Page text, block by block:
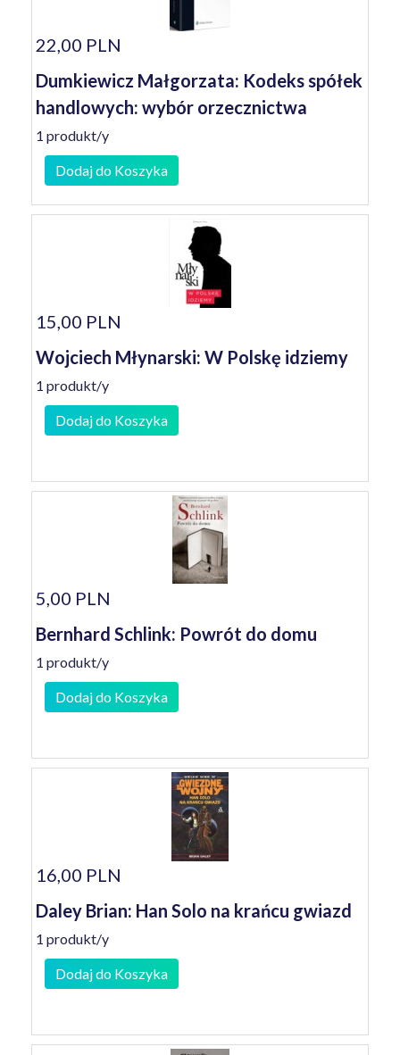
22,00 PLN
Dumkiewicz Małgorzata: Kodeks spółek
handlowych: wybór orzecznictwa
1 produkt/y
Dodaj do Koszyka
15,00 PLN
Wojciech Młynarski: W Polskę idziemy
1 produkt/y
Dodaj do Koszyka
5,00 PLN
Bernhard Schlink: Powrót do domu
1 produkt/y
Dodaj do Koszyka
16,00 PLN
Daley Brian: Han Solo na krańcu gwiazd
1 produkt/y
Dodaj do Koszyka